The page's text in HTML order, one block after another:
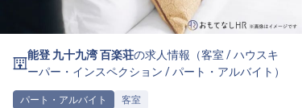
ホテル・宿泊業界情報コラム
無料 転職サポートに申し込む
能登 九十九湾 百楽荘の求人情報（客室 /ハウスキ
ーパー・インスペクション /パート・アルバイト ）
パート・アルバイト
客室